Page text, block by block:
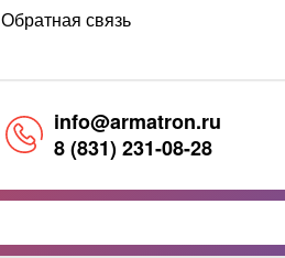
Обратная связь
info@armatron.ru
8 (831) 231-08-28